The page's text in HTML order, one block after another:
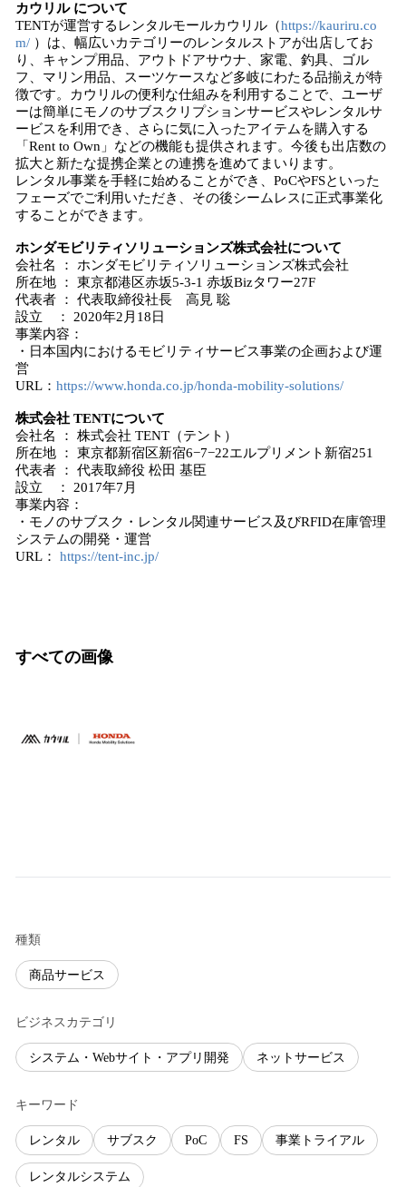
カウリル について
TENTが運営するレンタルモールカウリル（https://kauriru.co
m/ ）は、幅広いカテゴリーのレンタルストアが出店してお
り、キャンプ用品、アウトドアサウナ、家電、釣具、ゴル
フ、マリン用品、スーツケースなど多岐にわたる品揃えが特
徴です。カウリルの便利な仕組みを利用することで、ユーザ
ーは簡単にモノのサブスクリプションサービスやレンタルサ
ービスを利用でき、さらに気に入ったアイテムを購入する
「Rent to Own」などの機能も提供されます。今後も出店数の
拡大と新たな提携企業との連携を進めてまいります。
レンタル事業を手軽に始めることができ、PoCやFSといった
フェーズでご利用いただき、その後シームレスに正式事業化
することができます。
ホンダモビリティソリューションズ株式会社について
会社名 ： ホンダモビリティソリューションズ株式会社
所在地 ： 東京都港区赤坂5-3-1 赤坂Bizタワー27F
代表者 ： 代表取締役社長 高見 聡
設立 ： 2020年2月18日
事業内容：
・日本国内におけるモビリティサービス事業の企画および運
営
URL： https://www.honda.co.jp/honda-mobility-solutions/
株式会社 TENTについて
会社名 ： 株式会社 TENT（テント）
所在地 ： 東京都新宿区新宿6−7−22エルプリメント新宿251
代表者 ： 代表取締役 松田 基臣
設立 ： 2017年7月
事業内容：
・モノのサブスク・レンタル関連サービス及びRFID在庫管理
システムの開発・運営
URL： https://tent-inc.jp/
すべての画像
種類
商品サービス
ビジネスカテゴリ
システム・Webサイト・アプリ開発 ネットサービス
キーワード
レンタル サブスク PoC FS 事業トライアル
レンタルシステム